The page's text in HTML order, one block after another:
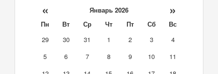
« Январь 2026 »
Пн Вт Ср Чт Пт Сб
Вс
29
30 31 1 2 3
4
5
6 7 8 9 10
11